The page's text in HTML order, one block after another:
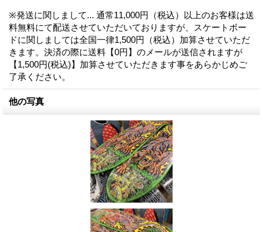
※発送に関しまして... 通常11,000円（税込）以上のお客様は送
料無料にて配送させていただいておりますが、スケートボー
ドに関しましては全国一律1,500円（税込）加算させていただ
きます。決済の際に送料【0円】のメールが送信されますが
【1,500円(税込)】加算させていただきます事をあらかじめご
了承ください。
他の写真